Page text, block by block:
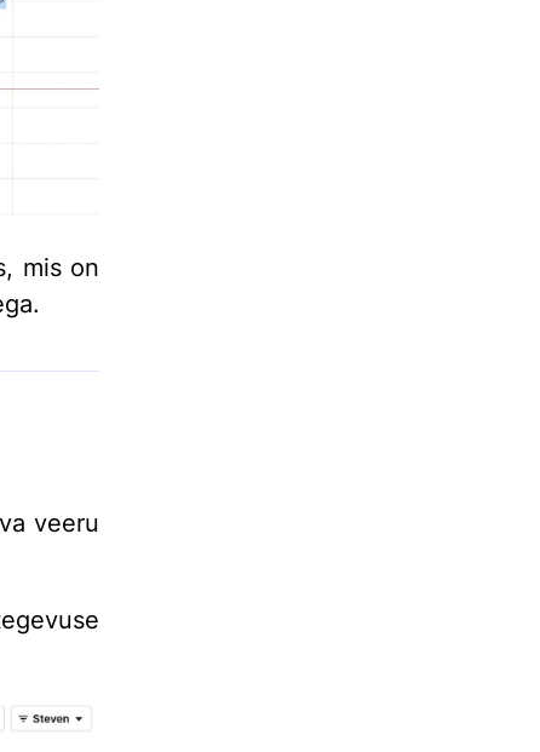
mis on
veeru